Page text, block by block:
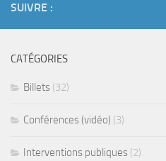
SUIVRE :
CATÉGORIES
Billets (32)
Conférences (vidéo) (3)
Interventions publiques (2)